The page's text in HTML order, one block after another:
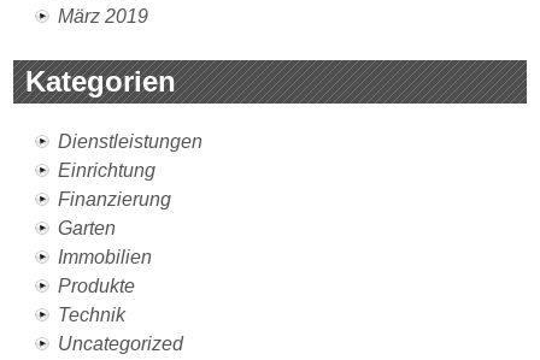
März 2019
Kategorien
Dienstleistungen
Einrichtung
Finanzierung
Garten
Immobilien
Produkte
Technik
Uncategorized